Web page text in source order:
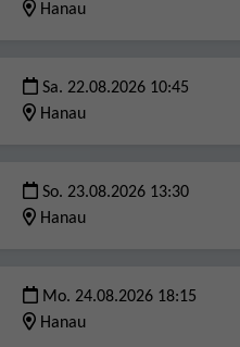
Hanau
Sa. 22.08.2026 10:45
Hanau
So. 23.08.2026 13:30
Hanau
Mo. 24.08.2026 18:15
Hanau